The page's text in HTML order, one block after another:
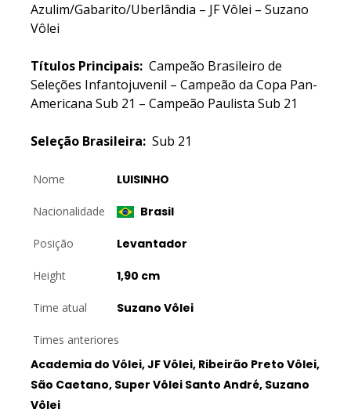
Azulim/Gabarito/Uberlândia – JF Vôlei – Suzano
Vôlei
Títulos Principais: Campeão Brasileiro de
Seleções Infantojuvenil – Campeão da Copa Pan-
Americana Sub 21 – Campeão Paulista Sub 21
Seleção Brasileira: Sub 21
Nome LUISINHO
Nacionalidade Brasil
Posição Levantador
Height 1,90 cm
Time atual Suzano Vôlei
Times anteriores
Academia do Vôlei, JF Vôlei, Ribeirão Preto Vôlei,
São Caetano, Super Vôlei Santo André, Suzano
Vôlei